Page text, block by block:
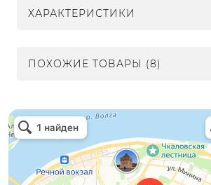
ХАРАКТЕРИСТИКИ
ПОХОЖИЕ ТОВАРЫ (8)
Электрон
Светильники в Нижнем Новгороде
Электротехническая продукция в Нижнем